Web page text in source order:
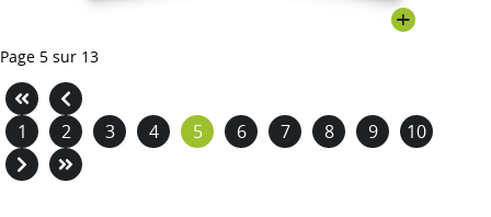
+
Page 5 sur 13
1 2 3 4 5 6 7 8 9 10